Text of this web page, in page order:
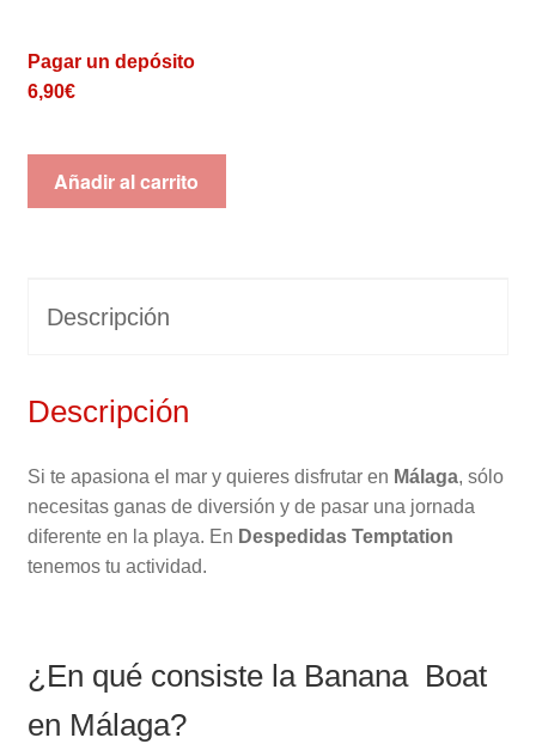
Pagar un depósito
6,90€
Añadir al carrito
Descripción
Descripción
Si te apasiona el mar y quieres disfrutar en Málaga, sólo
necesitas ganas de diversión y de pasar una jornada
diferente en la playa. En Despedidas Temptation
tenemos tu actividad.
¿En qué consiste la Banana Boat
en Málaga?